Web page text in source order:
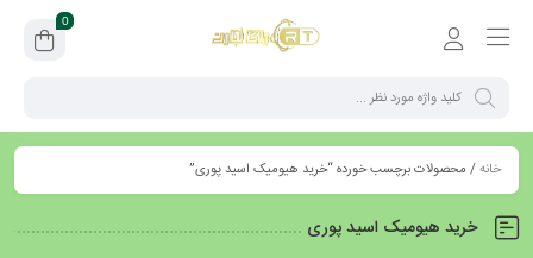
0
خانه/ محصولات برچسب خورده “خرید هیومیک اسید پوری”
خرید هیومیک اسید پوری